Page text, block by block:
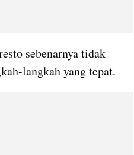
sebenarnya tidak
langkah yang tepat.